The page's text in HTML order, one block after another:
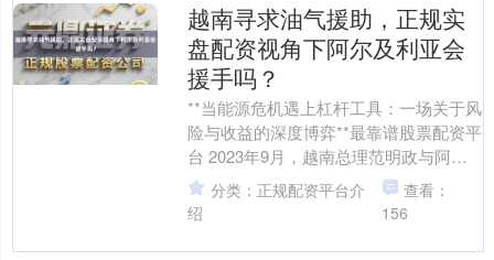
越南寻求油气援助，正规实
盘配资视角下阿尔及利亚会
援手吗？
**当能源危机遇上杠杆工具：一场关于风
险与收益的深度博弈**最靠谱股票配资平
台 2023年9月，越南总理范明政与阿尔
及利亚总理赛菲·喀里布的跨国通话引发
市场关注....
分类：正规配资平台介
绍
查看：
156